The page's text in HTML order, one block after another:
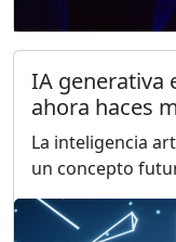
IA generativa
ahora haces
La inteligencia
un concepto